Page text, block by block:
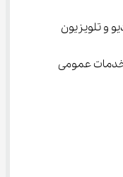
خدمات عمومی